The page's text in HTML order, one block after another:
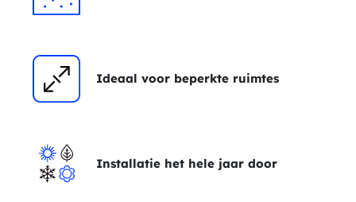
Ideaal voor beperkte ruimtes
Installatie het hele jaar door